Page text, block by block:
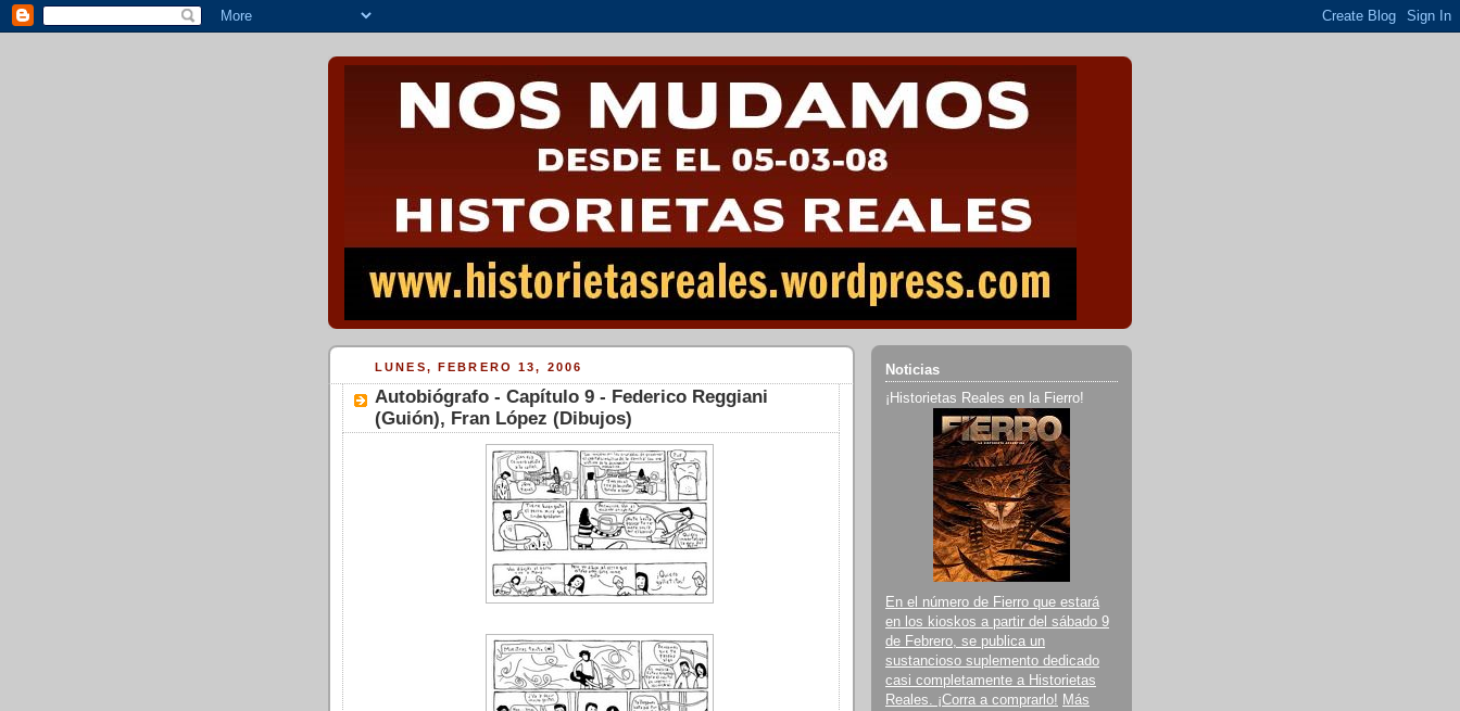
LUNES, FEBRERO 13, 2006
Autobiógrafo - Capítulo 9 - Federico Reggiani
(Guión), Fran López (Dibujos)
Noticias
¡Historietas Reales en la Fierro!
En el número de Fierro que estará
en los kioskos a partir del sábado 9
de Febrero, se publica un
sustancioso suplemento dedicado
casi completamente a Historietas
Reales. ¡Corra a comprarlo! Más